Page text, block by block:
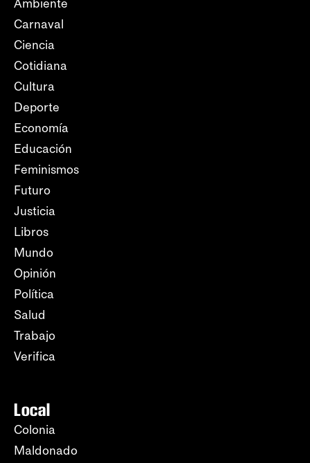
Ambiente
Carnaval
Ciencia
Cotidiana
Cultura
Deporte
Economía
Educación
Feminismos
Futuro
Justicia
Libros
Mundo
Opinión
Política
Salud
Trabajo
Verifica
Local
Colonia
Maldonado